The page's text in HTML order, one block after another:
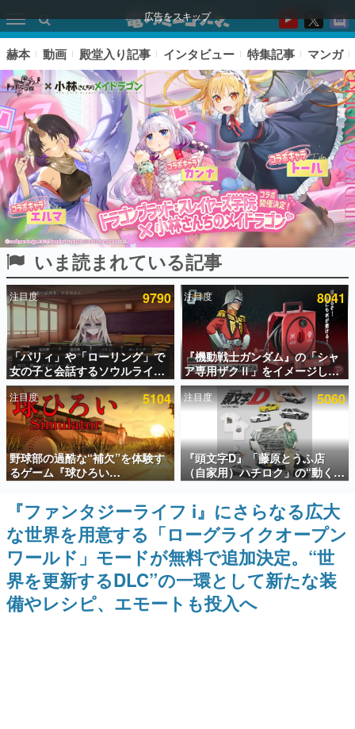
広告をスキップ
ピックアップ
電ファミのいま読まれている記事ランキング
アプリセール情報
インタビュー
連載・特集一覧
殿堂入り記事
SNS拡散数が数千以上！ ページビュー数万以上！ などな
ど。多くの人々に読まれた、電ファミ渾身の“殿堂入り”記
事をまとめました。
ゲームの企画書
名作ゲームクリエイターの方々に製作時のエピソードをお
聞きし、ヒットする企画（ゲーム）とは何か？を探ってい
きます。
赫本
この物語を解いてはいけない。『赫本』は、〈試験問題〉
の形をした短編ホラー小説集です。
赫本 動画 殿堂入り記事 インタビュー 特集記事 マンガ
いま読まれている記事
注目度 9790
「パリィ」や「ローリング」で
女の子と会話するソウルライク
恋愛ゲーム『小早川さんはソウ
ルライク』無料公開。返事に失
敗すると「YOU DIED」
注目度 8041
『機動戦士ガンダム』の「シャ
ア専用ザクⅡ」をイメージした
散水ホースリールが予約開始。
本体にはシャアのパーソナルマ
ークやジオン公国軍のエンブレ
ム、型式番号などを配置
注目度 5104
野球部の過酷な“補欠”を体験す
るゲーム『球ひろい
Simulator』が「1件」のウィッ
シュリストをもとにチェコ語に
対応しSNSで話題に。『キング
ダム・カム』開発元やチェコの
プロ野球選手から称賛の声
注目度 5060
『頭文字D』「藤原とうふ店
（自家用）ハチロク」の“動くテ
ィッシュケース”が買えるポップ
アップショップが開催へ。マン
ガの舞台である群馬の「イオン
モール高崎」にて、8月11日か
ら8月20日までの期間限定で開
催予定
『ファンタジーライフ i』にさらなる広大
な世界を用意する「ローグライクオープン
ワールド」モードが無料で追加決定。“世
界を更新するDLC”の一環として新たな装
備やレシピ、エモートも投入へ